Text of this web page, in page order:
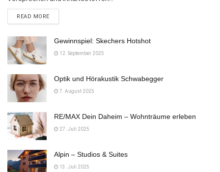
READ MOREDETAILS
Gewinnspiel: Skechers Hotshot
12. September 2025
Optik und Hörakustik Schwabegger
7. August 2025
RE/MAX Dein Daheim – Wohnträume erleben
27. Juli 2025
Alpin – Studios & Suites
13. Juli 2025